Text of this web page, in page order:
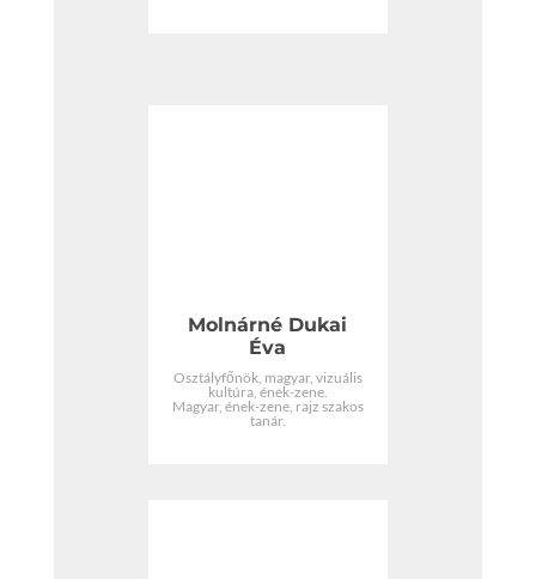
Molnárné Dukai
Éva
Osztályfőnök, magyar, vizuális
kultúra, ének-zene.
Magyar, ének-zene, rajz szakos
tanár.